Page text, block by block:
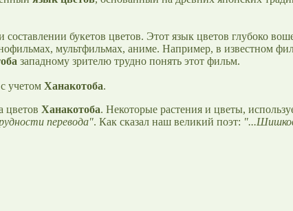
составлении букетов цветов. Этот язык цветов глубоко
мультфильмах, аниме. Например, в известном
западному зрителю трудно понять этот фильм.
учетом Ханакотоба.
цветов Ханакотоба. Некоторые растения и цветы,
перевода". Как сказал наш великий поэт: